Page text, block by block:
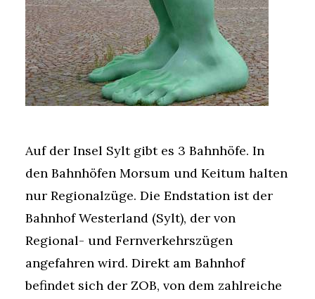
Auf der Insel Sylt gibt es 3 Bahnhöfe. In
den Bahnhöfen Morsum und Keitum halten
nur Regionalzüge. Die Endstation ist der
Bahnhof Westerland (Sylt), der von
Regional- und Fernverkehrszügen
angefahren wird. Direkt am Bahnhof
befindet sich der ZOB, von dem zahlreiche